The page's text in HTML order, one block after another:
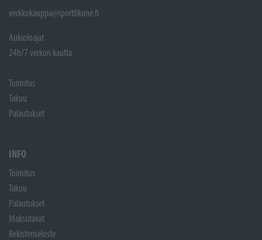
verkkokauppa@sporttikone.fi
Aukioloajat
24h/7 verkon kautta
Toimitus
Takuu
Palautukset
INFO
Toimitus
Takuu
Palautukset
Maksutavat
Rekisteriseloste